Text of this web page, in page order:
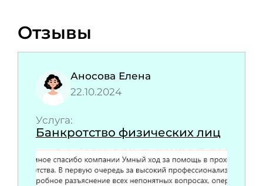
Отзывы
Аносова Елена
22.10.2024
Услуга:
Банкротство физических лиц